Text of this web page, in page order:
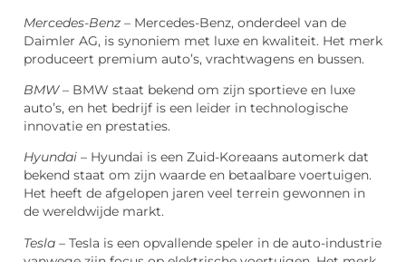
Mercedes-Benz – Mercedes-Benz, onderdeel van de
Daimler AG, is synoniem met luxe en kwaliteit. Het merk
produceert premium auto’s, vrachtwagens en bussen.
BMW– BMW staat bekend om zijn sportieve en luxe
auto’s, en het bedrijf is een leider in technologische
innovatie en prestaties.
Hyundai – Hyundai is een Zuid-Koreaans automerk dat
bekend staat om zijn waarde en betaalbare voertuigen.
Het heeft de afgelopen jaren veel terrein gewonnen in
de wereldwijde markt.
Tesla – Tesla is een opvallende speler in de auto-industrie